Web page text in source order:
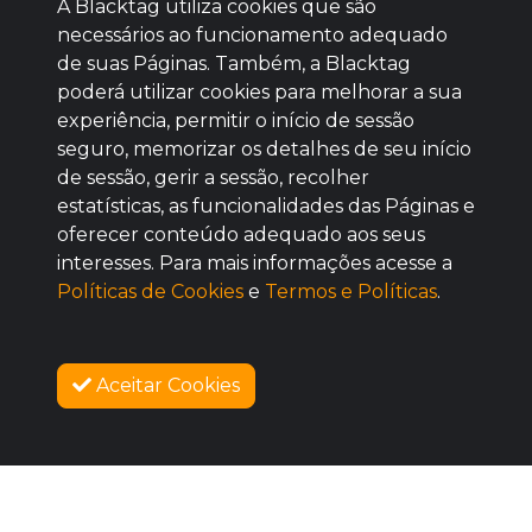
AGUARDE!
Baixe agora nosso app
SOBRE NÓS
A Blacktag utiliza cookies que são
necessários ao funcionamento adequado
de suas Páginas. Também, a Blacktag
poderá utilizar cookies para melhorar a sua
experiência, permitir o início de sessão
seguro, memorizar os detalhes de seu início
de sessão, gerir a sessão, recolher
estatísticas, as funcionalidades das Páginas e
oferecer conteúdo adequado aos seus
interesses. Para mais informações acesse a
Políticas de Cookies e Termos e Políticas.
Aceitar Cookies